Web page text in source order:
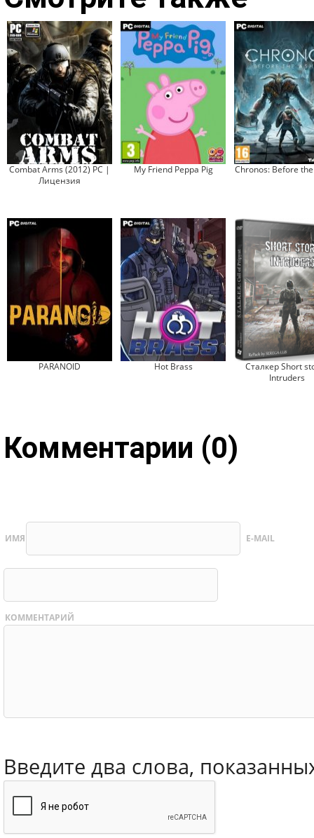
Combat Arms (2012) PC |
Лицензия
My Friend Peppa Pig Chronos: Before
PARANOID Hot Brass
Сталкер Short
Intruders
Комментарии (0)
ИМЯ E-MAIL
КОММЕНТАРИЙ
Введите два слова,